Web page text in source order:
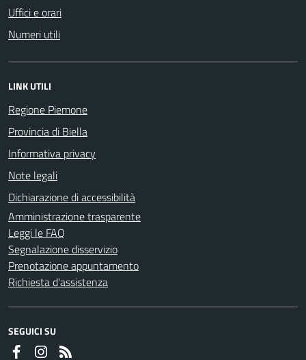
Uffici e orari
Numeri utili
LINK UTILI
Regione Piemone
Provincia di Biella
Informativa privacy
Note legali
Dichiarazione di accessibilità
Amministrazione trasparente
Leggi le FAQ
Segnalazione disservizio
Prenotazione appuntamento
Richiesta d'assistenza
SEGUICI SU